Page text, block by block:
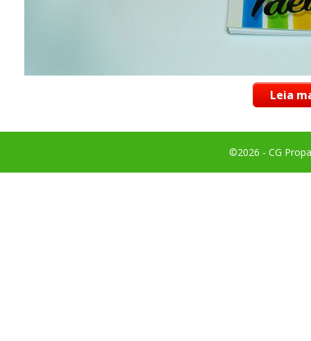
Leia
©2026 - CG